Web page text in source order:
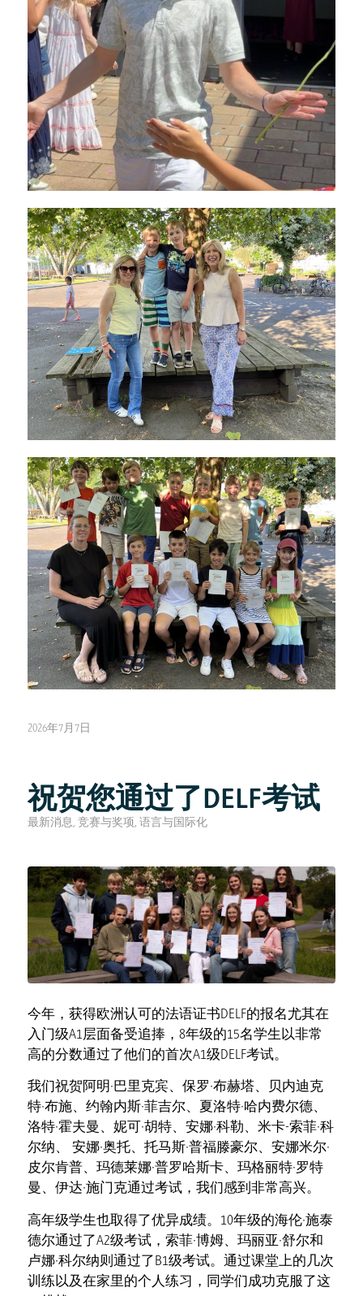
2026年7月7日
祝贺您通过了DELF考试
最新消息 竞赛与奖项 语言与国际化
今年，获得欧洲认可的法语证书DELF的报名尤其在
入门级A1层面备受追捧，8年级的15名学生以非常
高的分数通过了他们的首次A1级DELF考试。
我们祝贺阿明·巴里克宾、保罗·布赫塔、贝内迪克
特·布施、约翰内斯·菲吉尔、夏洛特·哈内费尔德、
洛特·霍夫曼、妮可·胡特、安娜·科勒、米卡-索菲·科
尔纳、 安娜·奥托、托马斯·普福滕豪尔、安娜米尔·
皮尔肯普、玛德莱娜·普罗哈斯卡、玛格丽特·罗特
曼、伊达·施门克通过考试，我们感到非常高兴。
高年级学生也取得了优异成绩。10年级的海伦·施泰
德尔通过了A2级考试，索菲·博姆、玛丽亚·舒尔和
卢娜·科尔纳则通过了B1级考试。通过课堂上的几次
训练以及在家里的个人练习，同学们成功克服了这